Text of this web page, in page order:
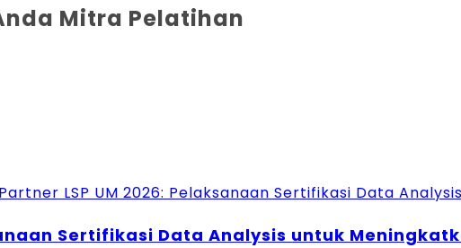
Mitra Pelatihan
Sertifikasi Data Analysis untuk